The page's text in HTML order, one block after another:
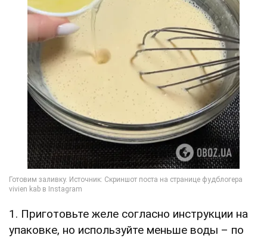
1. Приготовьте желе согласно инструкции на
упаковке, но используйте меньше воды – по